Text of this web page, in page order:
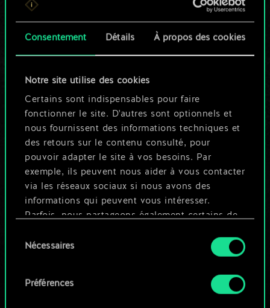
Consentement Détails À propos des cookies
Notre site utilise des cookies
Certains sont indispensables pour faire
fonctionner le site. D'autres sont optionnels et
nous fournissent des informations techniques et
des retours sur le contenu consulté, pour
pouvoir adapter le site à vos besoins. Par
exemple, ils peuvent nous aider à vous contacter
via les réseaux sociaux si nous avons des
informations qui peuvent vous intéresser.
Parfois, nous partageons également certains de
ces cookies optionnels ne seront appliqués
Vous pouvez consulter tous les détails sur notre
duNécessaires
Préférences
n'est qu'un jeu de
cartes partagé.
Mais cela peut être
tellement plus !
Nommer ce jeu et créer un guide
OU
Parcourir les jeux de la communauté